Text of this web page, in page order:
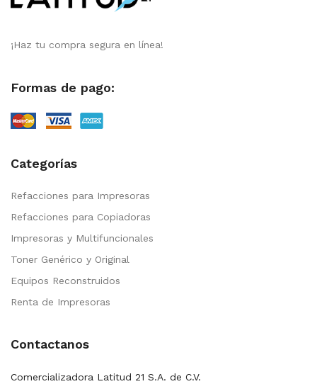
¡Haz tu compra segura en línea!
Formas de pago:
Categorías
Refacciones para Impresoras
Refacciones para Copiadoras
Impresoras y Multifuncionales
Toner Genérico y Original
Equipos Reconstruidos
Renta de Impresoras
Contactanos
Comercializadora Latitud 21 S.A. de C.V.